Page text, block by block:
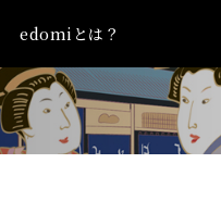
edomiとは？